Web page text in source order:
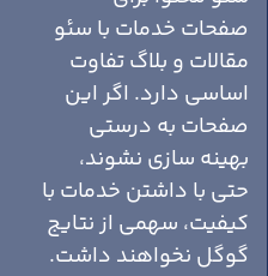
صفحات خدمات با سئو
مقالات و بلاگ تفاوت
اساسی دارد. اگر این
صفحات به درستی
بهینه سازی نشوند،
حتی با داشتن خدمات با
کیفیت، سهمی از نتایج
گوگل نخواهند داشت.